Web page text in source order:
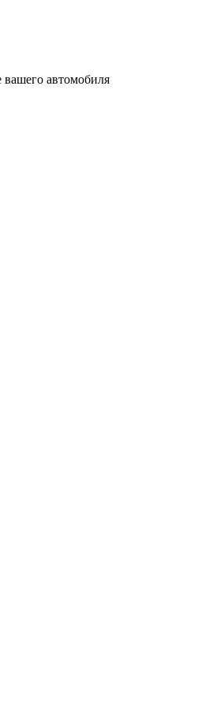
вашего автомобиля